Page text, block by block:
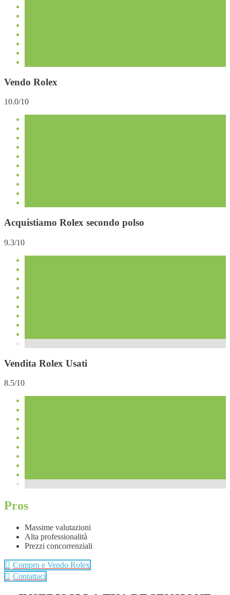
Vendo Rolex
10.0/10
Acquistiamo Rolex secondo polso
9.3/10
Vendita Rolex Usati
8.5/10
Pros
Massime valutazioni
Alta professionalità
Prezzi concorrenziali
Compro e Vendo Rolex
Contattaci